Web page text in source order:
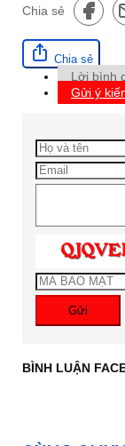
Chia sẻ
Chia sẻ
Lời bình
Gửi ý
Gửi
BÌNH LUẬN